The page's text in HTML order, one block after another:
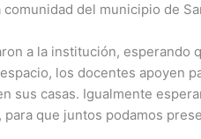
del municipio de
a la institución, esperando
los docentes apoyen
sus casas. Igualmente
que juntos podamos